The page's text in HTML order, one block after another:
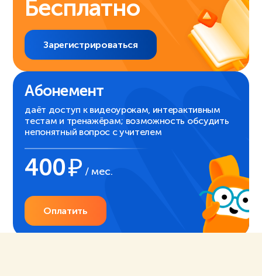
Бесплатно
Зарегистрироваться
Абонемент
даёт доступ к видеоурокам, интерактивным
тестам и тренажёрам; возможность обсудить
непонятный вопрос с учителем
400 / мес.
Оплатить